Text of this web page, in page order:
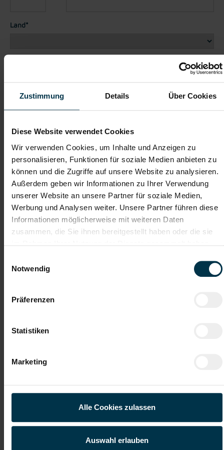
Zustimmung Details Über Cookies
Diese Website verwendet Cookies
Wir verwenden Cookies, um Inhalte und Anzeigen zu
personalisieren, Funktionen für soziale Medien anbieten zu
können und die Zugriffe auf unsere Website zu analysieren.
Außerdem geben wir Informationen zu Ihrer Verwendung
unserer Website an unsere Partner für soziale Medien,
Werbung und Analysen weiter. Unsere Partner führen diese
Informationen möglicherweise mit weiteren Daten
zusammen, die Sie ihnen bereitgestellt haben oder die sie
Notwendig
Präferenzen
Statistiken
Marketing
Alle Cookies zulassen
Auswahl erlauben
Land*
Telefon*
Dateianhänge (max. 30MB gesamt - Bilder, Word oder PDF)
Lebenslauf
Bewerbungsschreiben
Empfehlungschreiben / Zeugnisse
Datei 5
Ich habe dieDatenschutzerklärunggelesen und verstanden
und willige ein, dass meine personenbezogenen Daten im
Rahmen meiner Initiativbewerbung für die Dauer von drei
Jahren verarbeitet werden dürfen.*